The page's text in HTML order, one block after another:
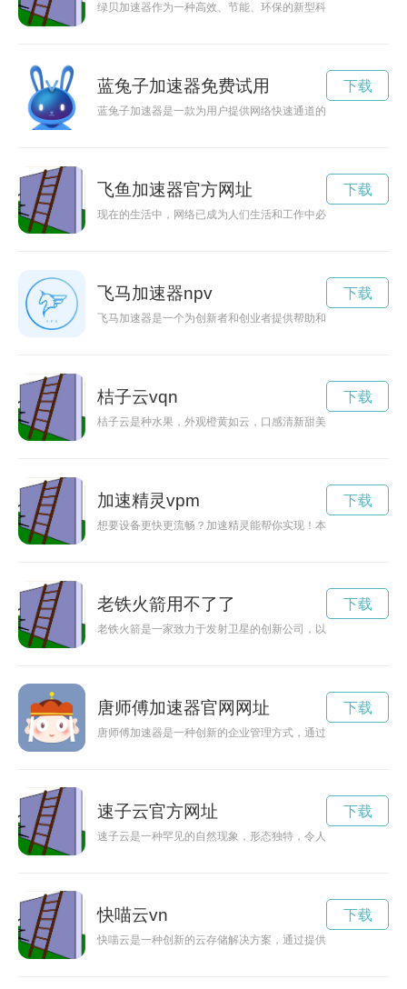
绿贝加速器作为一种高效、节能、环保的新型科技产品，可以
蓝兔子加速器免费试用
蓝兔子加速器是一款为用户提供网络快速通道的工具，可有效
下载
飞鱼加速器官方网址
现在的生活中，网络已成为人们生活和工作中必不可少的一部
下载
飞马加速器npv
飞马加速器是一个为创新者和创业者提供帮助和支持的平台，
下载
桔子云vqn
桔子云是种水果，外观橙黄如云，口感清新甜美，是夏日必备的
下载
加速精灵vpm
想要设备更快更流畅？加速精灵能帮你实现！本文介绍了加速
下载
老铁火箭用不了了
老铁火箭是一家致力于发射卫星的创新公司，以其先进的技术
下载
唐师傅加速器官网网址
唐师傅加速器是一种创新的企业管理方式，通过对员工培训、
下载
速子云官方网址
速子云是一种罕见的自然现象，形态独特，令人神往。人们对
下载
快喵云vn
快喵云是一种创新的云存储解决方案，通过提供高效的数据存
下载